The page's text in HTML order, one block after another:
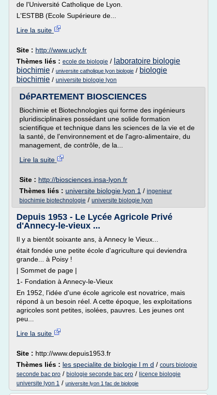
de l'Université Catholique de Lyon.
L'ESTBB (Ecole Supérieure de...
Lire la suite
Site : http://www.ucly.fr
Thèmes liés : ecole de biologie / laboratoire biologie
biochimie / universite catholique lyon biologie / biologie
biochimie / universite biologie lyon
DéPARTEMENT BIOSCIENCES
Biochimie et Biotechnologies qui forme des ingénieurs
pluridisciplinaires possédant une solide formation
scientifique et technique dans les sciences de la vie et de
la santé, de l'environnement et de l'agro-alimentaire, du
management, de contrôle, de la...
Lire la suite
Site : http://biosciences.insa-lyon.fr
Thèmes liés : universite biologie lyon 1 / ingenieur
biochimie biotechnologie / universite biologie lyon
Depuis 1953 - Le Lycée Agricole Privé
d'Annecy-le-vieux ...
Il y a bientôt soixante ans, à Annecy le Vieux...
était fondée une petite école d'agriculture qui deviendra
grande... à Poisy !
| Sommet de page |
1- Fondation à Annecy-le-Vieux
En 1952, l'idée d'une école agricole est novatrice, mais
répond à un besoin réel. A cette époque, les exploitations
agricoles sont petites, isolées, pauvres. Les jeunes ont
peu...
Lire la suite
Site : http://www.depuis1953.fr
Thèmes liés : les specialite de biologie l m d / cours biologie
seconde bac pro / biologie seconde bac pro / licence biologie
universite lyon 1 / universite lyon 1 fac de biologie